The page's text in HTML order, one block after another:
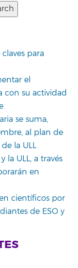
para
el
con su actividad
se suma,
al plan de
la ULL
la ULL, a través
en
científicos por
de ESO y